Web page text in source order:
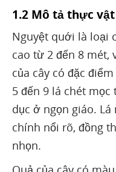
1.2 Mô tả thực vật
Nguyệt quới là loại
cao từ 2 đến 8 mét,
của cây có đặc
5 đến 9 lá chét
dục ở ngọn giáo. Lá
chính nổi rõ, đồng
nhọn.